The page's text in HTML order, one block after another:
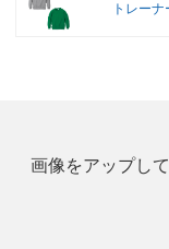
トレーナ
画像をアップし